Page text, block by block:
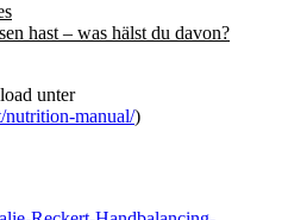
hast – was hälst du davon?
unter
nutrition-manual/)